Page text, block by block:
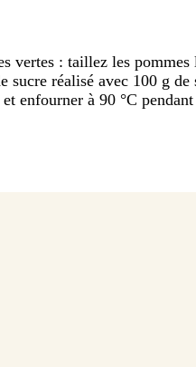
vertes : taillez les pommes
sucre réalisé avec 100 g de
enfourner à 90 °C